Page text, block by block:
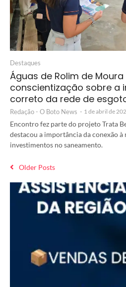
Destaques
Águas de Rolim de
conscientização sobre a
correto da rede de
Redação - O Boto News - 1 de abril de
Encontro fez parte do projeto Trata
destacou a importância da conexão à
investimentos no saneamento.
Older Posts